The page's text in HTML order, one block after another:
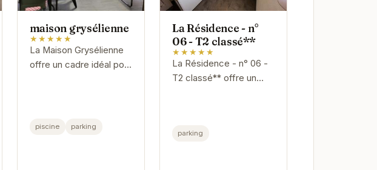
maison grysélienne
★★★★★
La Maison Grysélienne
offre un cadre idéal pour
parking, vous pourrez
piscine parking
La Résidence - n°
06 - T2 classé**
★★★★★
La Résidence - n° 06 -
T2 classé** offre un
Bains. Idéal pour les
parking